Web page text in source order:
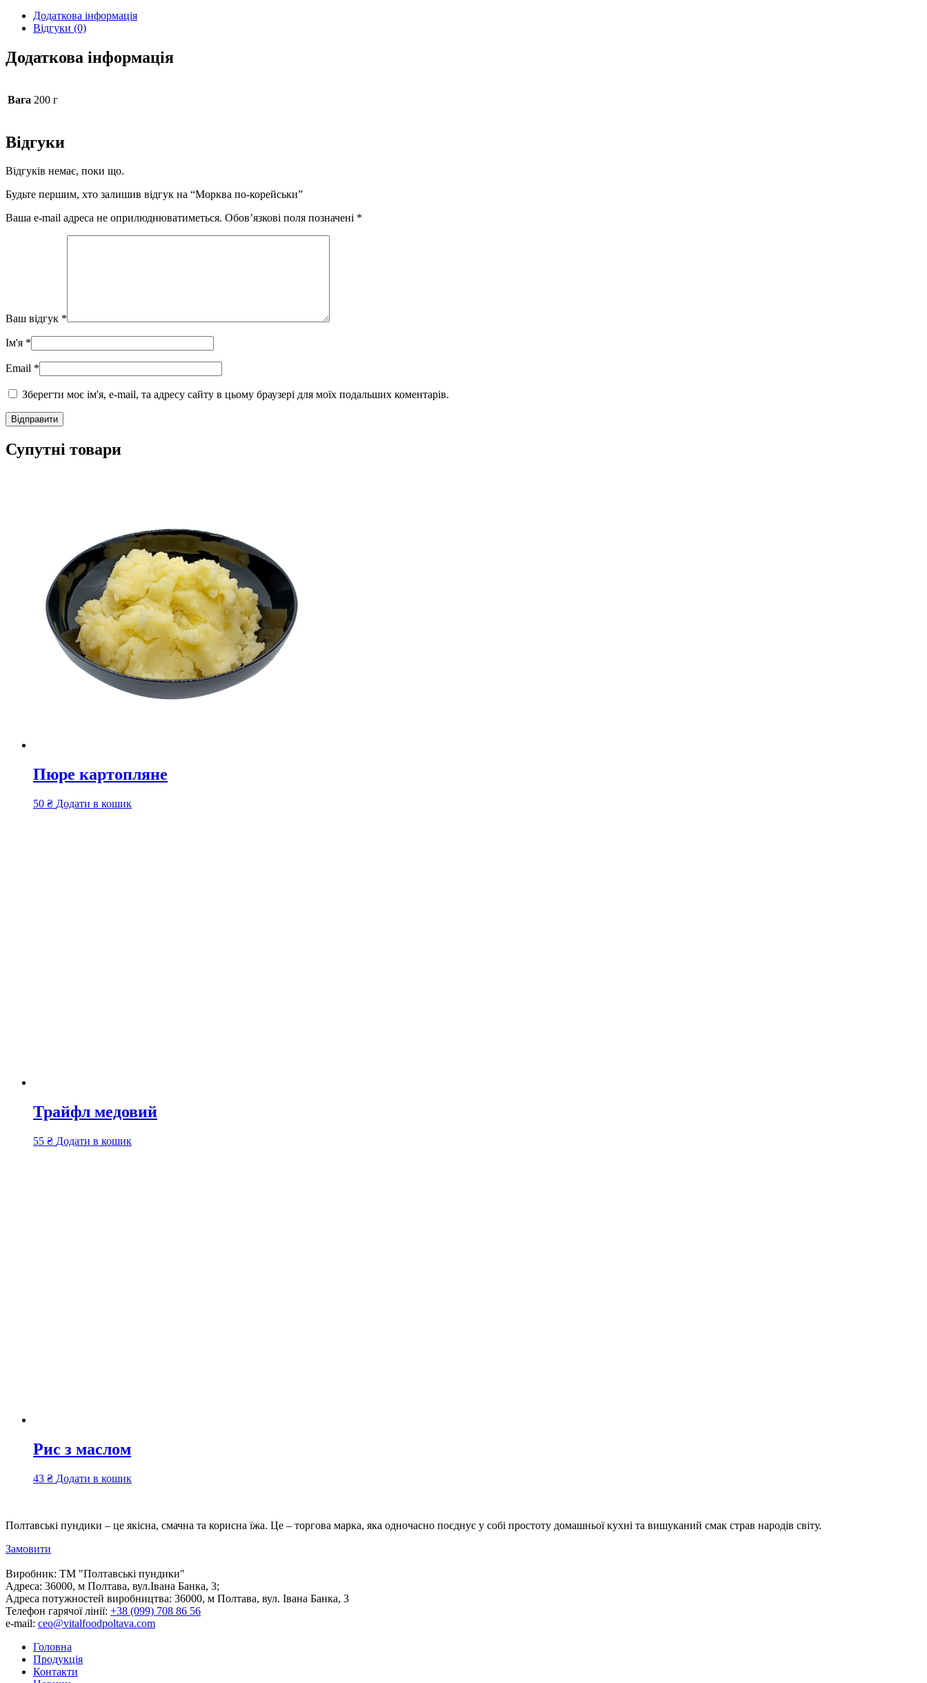
Додаткова інформація
Відгуки (0)
Додаткова інформація
Вага 200 г
Відгуки
Відгуків немає, поки що.
Будьте першим, хто залишив відгук на “Морква по-корейськи”
Ваша e-mail адреса не оприлюднюватиметься. Обов’язкові поля позначені *
Ваш відгук *
Ім'я *
Email *
Зберегти моє ім'я, e-mail, та адресу сайту в цьому браузері для моїх подальших коментарів.
Супутні товари
Пюре картопляне
50 ₴ Додати в кошик
Трайфл медовий
55 ₴ Додати в кошик
Рис з маслом
43 ₴ Додати в кошик
Полтавські пундики – це якісна, смачна та корисна їжа. Це – торгова марка, яка одночасно поєднує у собі простоту домашньої кухні та вишуканий смак страв народів світу.
Замовити
Виробник: ТМ "Полтавські пундики"
Адреса: 36000, м Полтава, вул.Івана Банка, 3;
Адреса потужностей виробництва: 36000, м Полтава, вул. Івана Банка, 3
Телефон гарячої лінії: +38 (099) 708 86 56
e-mail: ceo@vitalfoodpoltava.com
Головна
Продукція
Контакти